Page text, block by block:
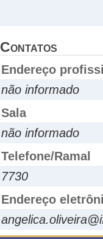
Contatos
Endereço
não informado
Sala
não informado
Telefone/Ramal
7730
Endereço